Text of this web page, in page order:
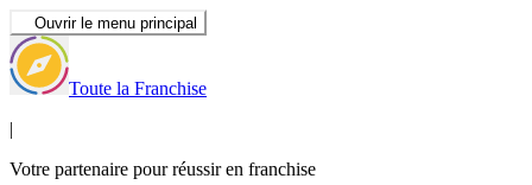
Ouvrir le menu principal
Toute la Franchise
|
Votre partenaire pour réussir en franchise